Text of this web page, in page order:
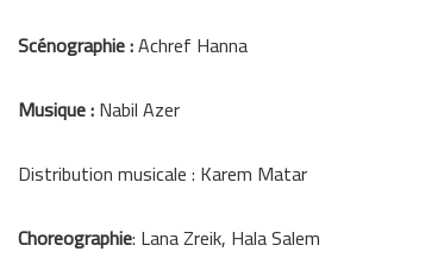
Scénographie :Achref Hanna
Musique :Nabil Azer
Distribution musicale : Karem Matar
Choreographie: Lana Zreik, Hala Salem